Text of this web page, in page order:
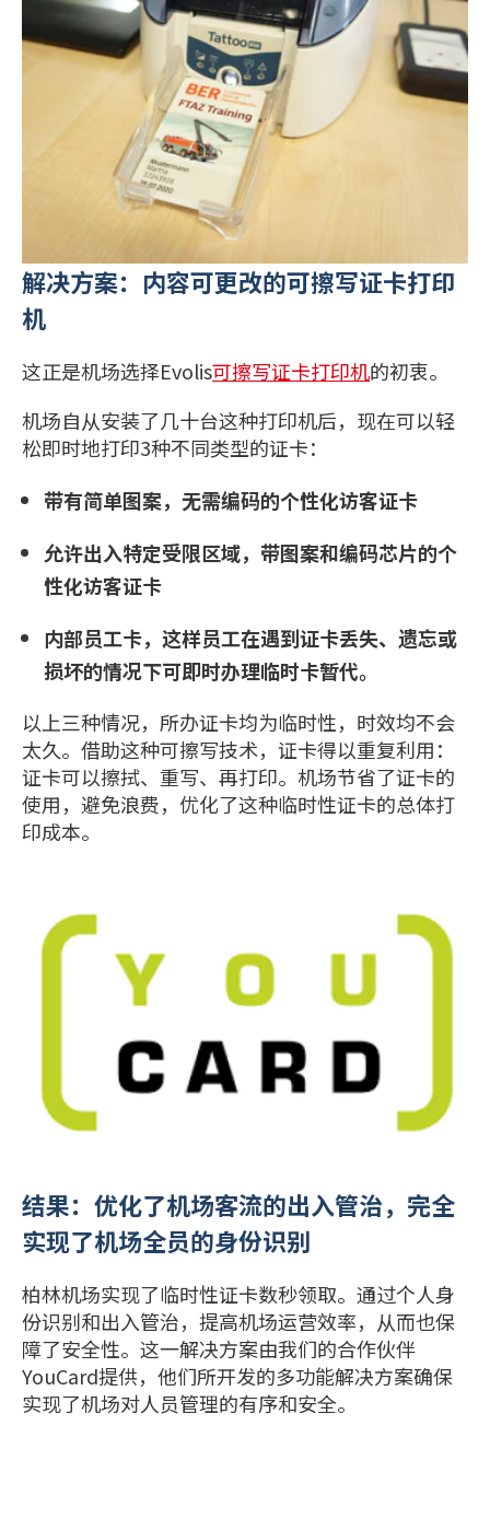
解决方案：内容可更改的可擦写证卡打印
机
这正是机场选择Evolis可擦写证卡打印机的初衷。
机场自从安装了几十台这种打印机后，现在可以轻
松即时地打印3种不同类型的证卡：
带有简单图案，无需编码的个性化访客证卡
允许出入特定受限区域，带图案和编码芯片的个
性化访客证卡
内部员工卡，这样员工在遇到证卡丢失、遗忘或
损坏的情况下可即时办理临时卡暂代。
以上三种情况，所办证卡均为临时性，时效均不会
太久。借助这种可擦写技术，证卡得以重复利用：
证卡可以擦拭、重写、再打印。机场节省了证卡的
使用，避免浪费，优化了这种临时性证卡的总体打
印成本。
结果：优化了机场客流的出入管治，完全
实现了机场全员的身份识别
柏林机场实现了临时性证卡数秒领取。通过个人身
份识别和出入管治，提高机场运营效率，从而也保
障了安全性。这一解决方案由我们的合作伙伴
YouCard提供，他们所开发的多功能解决方案确保
实现了机场对人员管理的有序和安全。